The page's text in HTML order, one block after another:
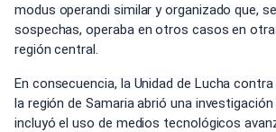
modus operandi similar y organizado que,
sospechas, operaba en otros casos en
región central.
En consecuencia, la Unidad de Lucha contra
la región de Samaria abrió una
incluyó el uso de medios tecnológicos